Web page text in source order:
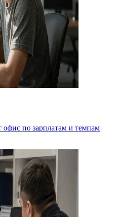
по зарплатам и темпам